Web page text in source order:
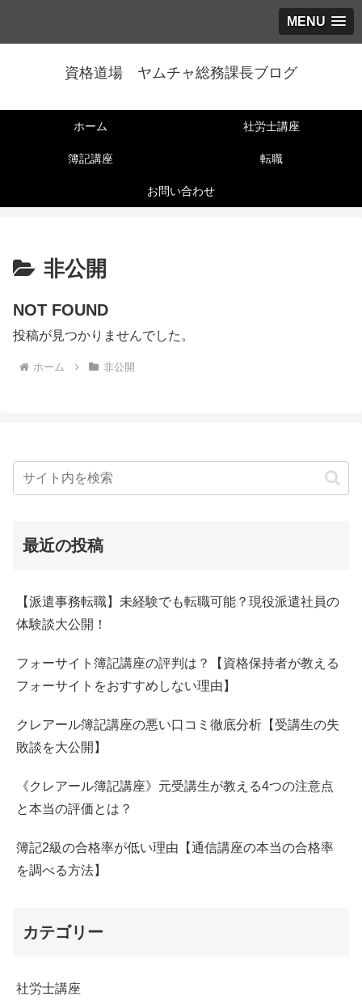
MENU
資格道場 ヤムチャ総務課長ブログ
ホーム 社労士講座
簿記講座 転職
お問い合わせ
非公開
NOT FOUND
投稿が見つかりませんでした。
ホーム 非公開
最近の投稿
【派遣事務転職】未経験でも転職可能？現役派遣社員の
体験談大公開！
フォーサイト簿記講座の評判は？【資格保持者が教える
フォーサイトをおすすめしない理由】
クレアール簿記講座の悪い口コミ徹底分析【受講生の失
敗談を大公開】
《クレアール簿記講座》元受講生が教える4つの注意点
と本当の評価とは？
簿記2級の合格率が低い理由【通信講座の本当の合格率
を調べる方法】
カテゴリー
社労士講座